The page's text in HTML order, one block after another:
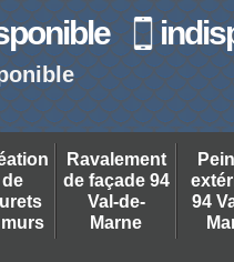
de
Ravalement
de façade 94
Val-de-
Marne
94